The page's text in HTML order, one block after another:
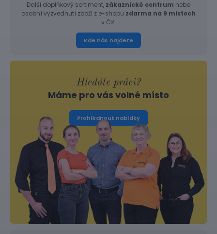
Další doplňkový sortiment, zákaznické centrum nebo
osobní vyzvednutí zboží z e-shopu zdarma na 9 místech
v ČR.
Kde nás najdete
Hledáte práci?
Máme pro vás volné místo
Prohlédnout nabídky